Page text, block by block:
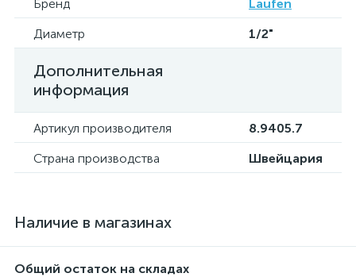
Бренд
Laufen
Диаметр
1/2"
Дополнительная
информация
Артикул производителя
8.9405.7
Страна производства
Швейцария
Наличие в магазинах
Общий остаток на складах